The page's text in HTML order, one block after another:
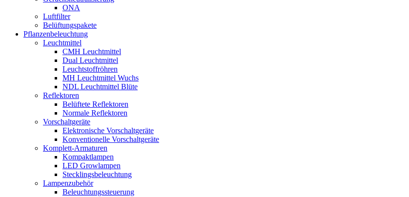
ONA
Luftfilter
Belüftungspakete
Pflanzenbeleuchtung
Leuchtmittel
CMH Leuchtmittel
Dual Leuchtmittel
Leuchtstoffröhren
MH Leuchtmittel Wuchs
NDL Leuchtmittel Blüte
Reflektoren
Belüftete Reflektoren
Normale Reflektoren
Vorschaltgeräte
Elektronische Vorschaltgeräte
Konventionelle Vorschaltgeräte
Komplett-Armaturen
Kompaktlampen
LED Growlampen
Stecklingsbeleuchtung
Lampenzubehör
Beleuchtungssteuerung